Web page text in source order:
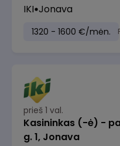
IKI Jonava
1320 - 1600 €/mėn.
prieš 1 val.
Kasininkas (-ė) -
g. 1, Jonava